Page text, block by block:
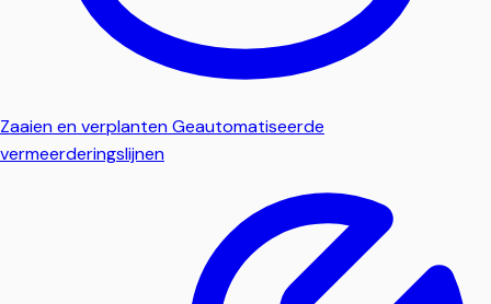
Zaaien en verplantenGeautomatiseerde
vermeerderingslijnen